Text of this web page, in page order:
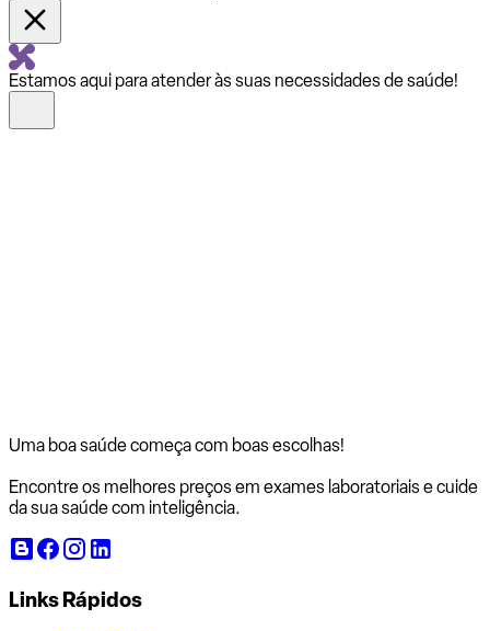
Estamos aqui para atender às suas necessidades de saúde!
Uma boa saúde começa com boas escolhas!
Encontre os melhores preços em exames laboratoriais e cuide
da sua saúde com inteligência.
Links Rápidos